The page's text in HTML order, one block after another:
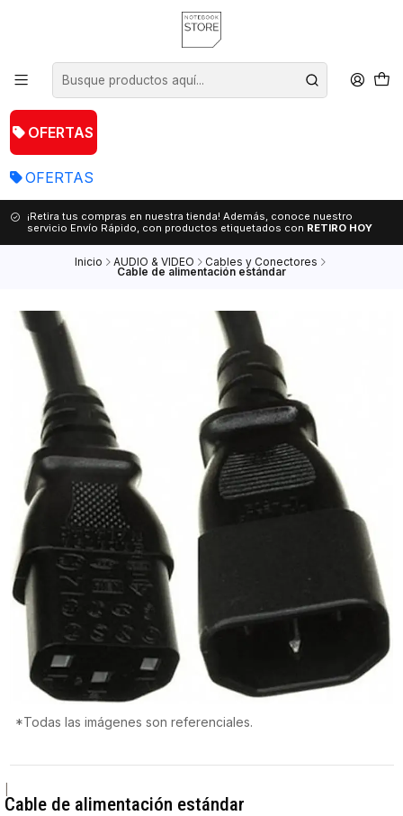
OFERTAS
OFERTAS
¡Retira tus compras en nuestra tienda! Además, conoce nuestro
servicio Envío Rápido, con productos etiquetados con RETIRO HOY
Inicio AUDIO & VIDEO Cables y Conectores
Cable de alimentación estándar
*Todas las imágenes son referenciales.
Cable de alimentación estándar